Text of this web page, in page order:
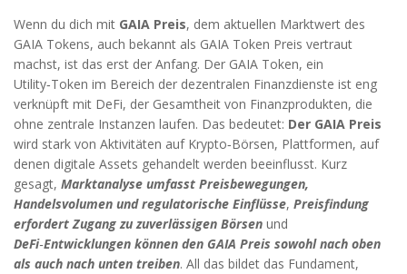
Wenn du dich mit GAIA Preis, dem aktuellen Marktwert des
GAIA Tokens, auch bekannt als GAIA Token Preis vertraut
machst, ist das erst der Anfang. Der GAIA Token, ein
Utility‑Token im Bereich der dezentralen Finanzdienste ist eng
verknüpft mit DeFi, der Gesamtheit von Finanzprodukten, die
ohne zentrale Instanzen laufen. Das bedeutet: Der GAIA Preis
wird stark von Aktivitäten auf Krypto‑Börsen, Plattformen, auf
denen digitale Assets gehandelt werden beeinflusst. Kurz
gesagt, Marktanalyse umfasst Preisbewegungen,
Handelsvolumen und regulatorische Einflüsse, Preisfindung
erfordert Zugang zu zuverlässigen Börsen und
DeFi‑Entwicklungen können den GAIA Preis sowohl nach oben
als auch nach unten treiben. All das bildet das Fundament,